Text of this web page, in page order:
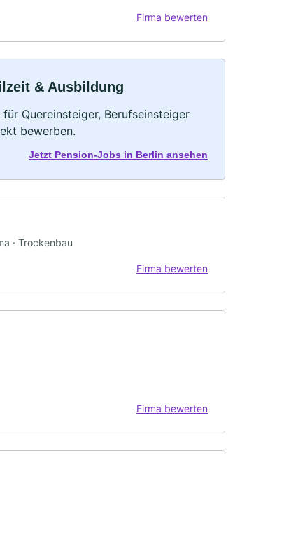
Firma bewerten
& Ausbildung
Quereinsteiger, Berufseinsteiger
bewerben.
Jetzt Pension-Jobs in Berlin ansehen
· Trockenbau
Firma bewerten
Firma bewerten